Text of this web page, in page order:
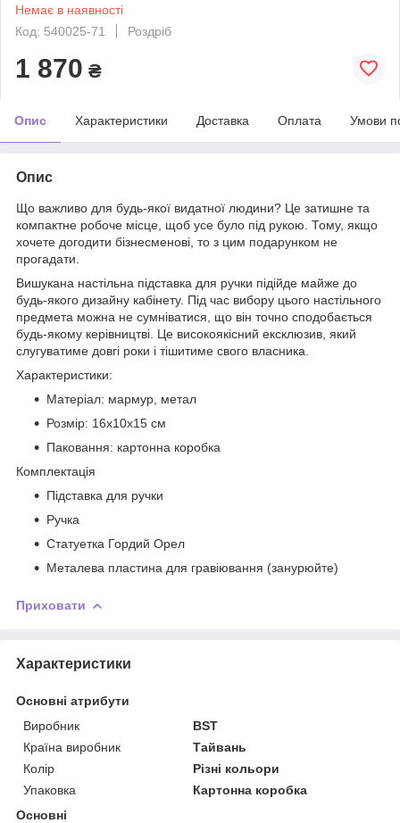
Немає в наявності
Код: 540025-71
Роздріб
1 870 ₴
Опис Характеристики Доставка Оплата Умови
Опис
Що важливо для будь-якої видатної людини? Це затишне та
компактне робоче місце, щоб усе було під рукою. Тому, якщо
хочете догодити бізнесменові, то з цим подарунком не
прогадати.
Вишукана настільна підставка для ручки підійде майже до
будь-якого дизайну кабінету. Під час вибору цього настільного
предмета можна не сумніватися, що він точно сподобається
будь-якому керівництві. Це високоякісний ексклюзив, який
слугуватиме довгі роки і тішитиме свого власника.
Характеристики:
Матеріал: мармур, метал
Розмір: 16х10х15 см
Паковання: картонна коробка
Комплектація
Підставка для ручки
Ручка
Статуетка Гордий Орел
Металева пластина для гравіювання (занурюйте)
Приховати
Характеристики
Основні атрибути
Виробник
BST
Країна виробник
Тайвань
Колір
Різні кольори
Упаковка
Картонна коробка
Основні